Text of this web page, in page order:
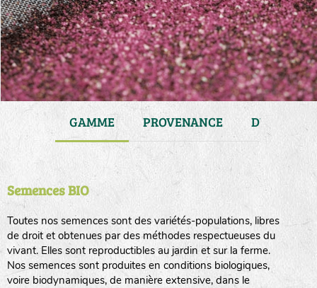
GAMME PROVENANCE DURÉE DE
Semences BIO
Toutes nos semences sont des variétés-populations, libres
de droit et obtenues par des méthodes respectueuses du
vivant. Elles sont reproductibles au jardin et sur la ferme.
Nos semences sont produites en conditions biologiques,
voire biodynamiques, de manière extensive, dans le